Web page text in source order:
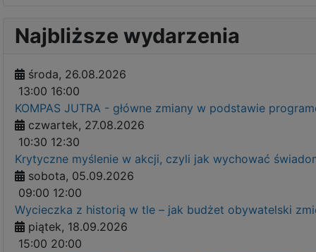
Najbliższe wydarzenia
środa, 26.08.2026
13:00 16:00
KOMPAS JUTRA - główne zmiany w podstawie
czwartek, 27.08.2026
10:30 12:30
Krytyczne myślenie w akcji, czyli jak wychować
sobota, 05.09.2026
09:00 12:00
Wycieczka z historią w tle – jak budżet obywatelski
piątek, 18.09.2026
15:00 20:00